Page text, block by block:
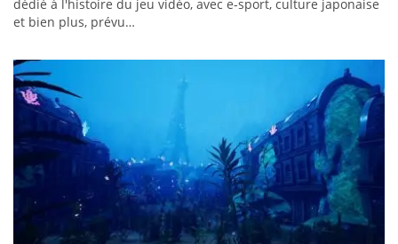
dédié à l'histoire du jeu vidéo, avec e-sport, culture japonaise
et bien plus, prévu…